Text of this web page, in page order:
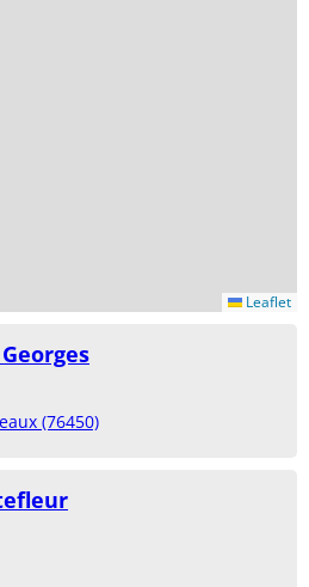
Leaflet
(76450)